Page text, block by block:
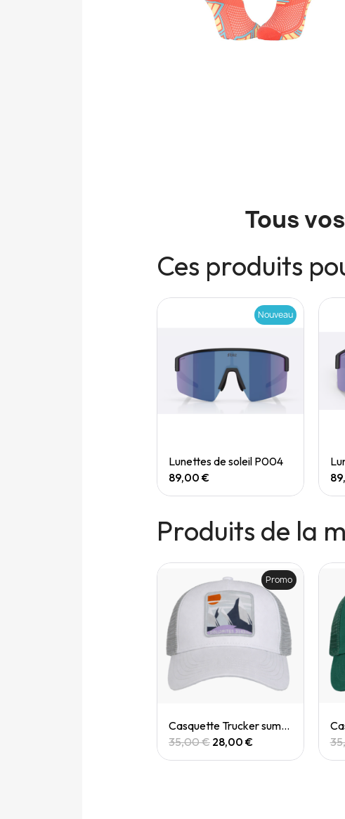
Tous
Ces produits
Quick View
Nouveau
Lunettes de soleil P004
89,00 €
Produits de la
Quick View
Promo
Casquette Trucker summit dolomites
35,00 € 28,00 €